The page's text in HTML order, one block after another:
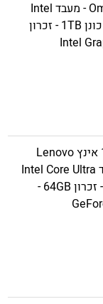
OmniBook 5 LaptopAI - מעבד Intel
Core Ultra 7 255U - כונן 1TB - זכרון
מחשב גיימינג נייד 16 אינץ Lenovo
Legion Pro 7i - מעבד Intel Core Ultra
9 275HX - כונן 1TB - זכרון 64GB -